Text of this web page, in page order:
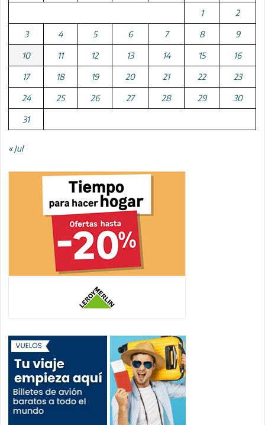
1 2
3 4 5 6 7 8 9
10 11 12 13 14 15 16
17 18 19 20 21 22 23
24 25 26 27 28 29 30
31
« Jul